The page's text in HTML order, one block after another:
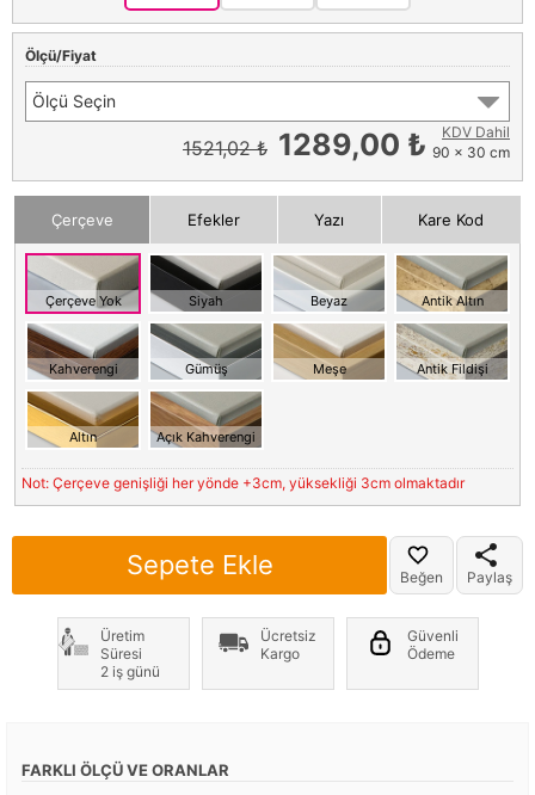
Ölçü/Fiyat
Ölçü Seçin
1521,02 ₺ 1289,00 ₺
KDV Dahil
90 x 30 cm
Çerçeve Efekler Yazı Kare Kod
Çerçeve Yok Siyah Beyaz Antik Altın
Kahverengi Gümüş Meşe Antik Fildişi
Altın Açık Kahverengi
Not: Çerçeve genişliği her yönde +3cm, yüksekliği 3cm olmaktadır
Sepete Ekle Beğen Paylaş
Üretim
Süresi
2 iş günü
Ücretsiz
Kargo
Güvenli
Ödeme
FARKLI ÖLÇÜ VE ORANLAR